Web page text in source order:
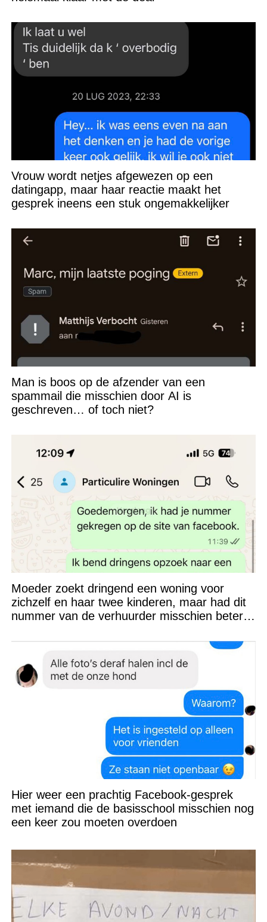
Vrouw wordt netjes afgewezen op een
datingapp, maar haar reactie maakt het
gesprek ineens een stuk ongemakkelijker
Man is boos op de afzender van een
spammail die misschien door AI is
geschreven… of toch niet?
Moeder zoekt dringend een woning voor
zichzelf en haar twee kinderen, maar had dit
nummer van de verhuurder misschien beter
Hier weer een prachtig Facebook-gesprek
met iemand die de basisschool misschien nog
een keer zou moeten overdoen